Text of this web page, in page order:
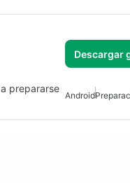
Descargar
prepararse
Android